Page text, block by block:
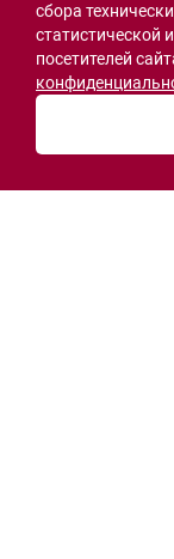
Острая
сбора
статистической
посетителей